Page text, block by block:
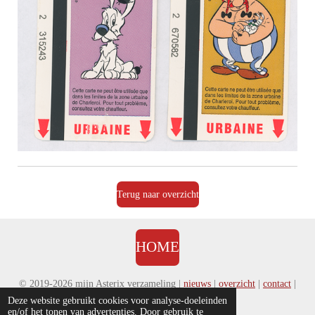
Deze website gebruikt cookies voor analyse-doeleinden
en/of het tonen van advertenties. Door gebruik te
Terug naar overzicht
HOME
© 2019-2026 mijn Asterix verzameling | nieuws overzicht contact
disclaimer|voorwaarden & privacy